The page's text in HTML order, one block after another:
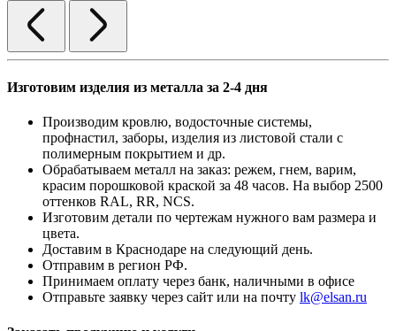
Изготовим изделия из металла за 2-4 дня
Производим кровлю, водосточные системы,
профнастил, заборы, изделия из листовой стали с
полимерным покрытием и др.
Обрабатываем металл на заказ: режем, гнем, варим,
красим порошковой краской за 48 часов. На выбор 2500
оттенков RAL, RR, NCS.
Изготовим детали по чертежам нужного вам размера и
цвета.
Доставим в Краснодаре на следующий день.
Отправим в регион РФ.
Принимаем оплату через банк, наличными в офисе
Отправьте заявку через сайт или на почту lk@elsan.ru